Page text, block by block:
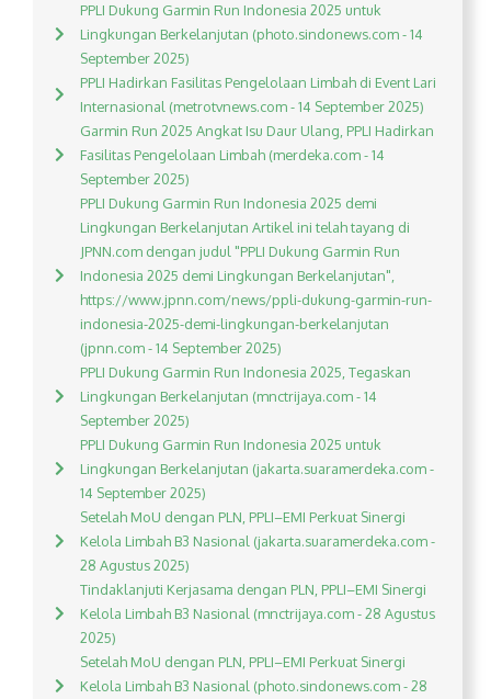
PPLI Dukung Garmin Run Indonesia 2025 untuk
Lingkungan Berkelanjutan (photo.sindonews.com - 14
September 2025)
PPLI Hadirkan Fasilitas Pengelolaan Limbah di Event Lari
Internasional (metrotvnews.com - 14 September 2025)
Garmin Run 2025 Angkat Isu Daur Ulang, PPLI Hadirkan
Fasilitas Pengelolaan Limbah (merdeka.com - 14
September 2025)
PPLI Dukung Garmin Run Indonesia 2025 demi
Lingkungan Berkelanjutan Artikel ini telah tayang di
JPNN.com dengan judul "PPLI Dukung Garmin Run
Indonesia 2025 demi Lingkungan Berkelanjutan",
https://www.jpnn.com/news/ppli-dukung-garmin-run-
indonesia-2025-demi-lingkungan-berkelanjutan
(jpnn.com - 14 September 2025)
PPLI Dukung Garmin Run Indonesia 2025, Tegaskan
Lingkungan Berkelanjutan (mnctrijaya.com - 14
September 2025)
PPLI Dukung Garmin Run Indonesia 2025 untuk
Lingkungan Berkelanjutan (jakarta.suaramerdeka.com -
14 September 2025)
Setelah MoU dengan PLN, PPLI–EMI Perkuat Sinergi
Kelola Limbah B3 Nasional (jakarta.suaramerdeka.com -
28 Agustus 2025)
Tindaklanjuti Kerjasama dengan PLN, PPLI–EMI Sinergi
Kelola Limbah B3 Nasional (mnctrijaya.com - 28 Agustus
2025)
Setelah MoU dengan PLN, PPLI–EMI Perkuat Sinergi
Kelola Limbah B3 Nasional (photo.sindonews.com - 28